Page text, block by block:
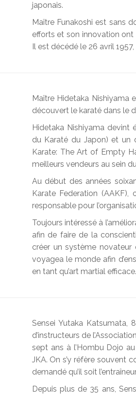
japonais.
Maître Funakoshi est sans
efforts et son innovation ont
Il est décédé le 26 avril 1957,
Maître Hidetaka Nishiyama
découvert le karaté dans le
Hidetaka Nishiyama devint
du Karaté du Japon) et un
Karate: The Art of Empty
meilleurs vendeurs au sein
Au début des années
Karate Federation
responsable pour
Toujours intéressé à
afin de faire de la
créer un système novateur
voyagea le monde afin
en tant qu’art martial efficace.
Sensei Yutaka Katsumata,
d’instructeurs de
sept ans à l’Hombu Dojo
JKA. On s’y réfère souvent
demandé qu’il soit
Depuis plus de 35 ans,